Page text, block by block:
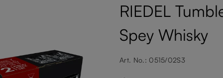
RIEDEL
Spey Whisky
Art. No.: 0515/02S3